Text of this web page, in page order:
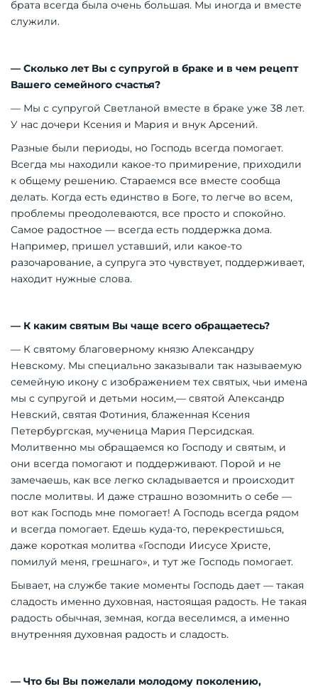
брата всегда была очень большая. Мы иногда и вместе
служили.
— Сколько лет Вы с супругой в браке и в чем рецепт
Вашего семейного счастья?
— Мы с супругой Светланой вместе в браке уже 38 лет.
У нас дочери Ксения и Мария и внук Арсений.
Разные были периоды, но Господь всегда помогает.
Всегда мы находили какое-то примирение, приходили
к общему решению. Стараемся все вместе сообща
делать. Когда есть единство в Боге, то легче во всем,
проблемы преодолеваются, все просто и спокойно.
Самое радостное — всегда есть поддержка дома.
Например, пришел уставший, или какое-то
разочарование, а супруга это чувствует, поддерживает,
находит нужные слова.
— К каким святым Вы чаще всего обращаетесь?
— К святому благоверному князю Александру
Невскому. Мы специально заказывали так называемую
семейную икону с изображением тех святых, чьи имена
мы с супругой и детьми носим,— святой Александр
Невский, святая Фотиния, блаженная Ксения
Петербургская, мученица Мария Персидская.
Молитвенно мы обращаемся ко Господу и святым, и
они всегда помогают и поддерживают. Порой и не
замечаешь, как все легко складывается и происходит
после молитвы. И даже страшно возомнить о себе —
вот как Господь мне помогает! А Господь всегда рядом
и всегда помогает. Едешь куда-то, перекрестишься,
даже короткая молитва «Господи Иисусе Христе,
помилуй меня, грешнаго», и тут же Господь помогает.
Бывает, на службе такие моменты Господь дает — такая
сладость именно духовная, настоящая радость. Не такая
радость обычная, земная, когда веселимся, а именно
внутренняя духовная радость и сладость.
— Что бы Вы пожелали молодому поколению,